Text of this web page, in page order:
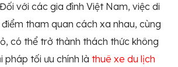
với các gia đình Việt Nam, việc di
tham quan cách xa nhau, cùng
có thể trở thành thách thức không
pháp tối ưu chính là thuê xe du lịch